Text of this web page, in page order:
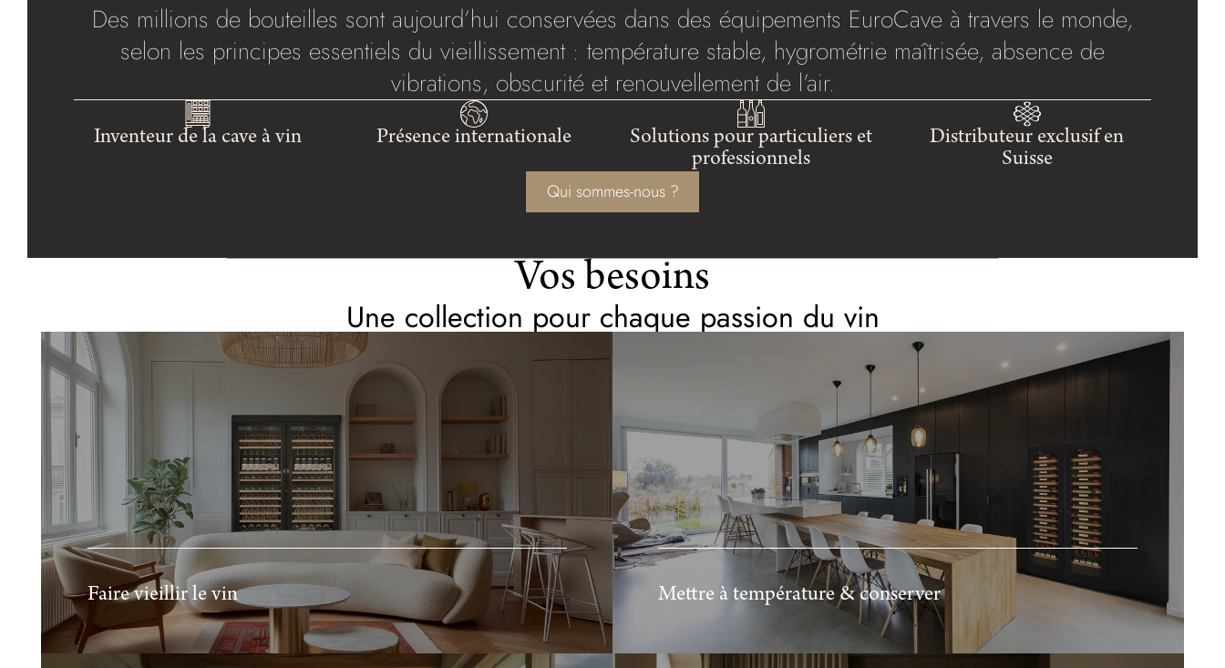
Des millions de bouteilles sont aujourd’hui conservées dans des équipements EuroCave à travers le monde,
selon les principes essentiels du vieillissement : température stable, hygrométrie maîtrisée, absence de
vibrations, obscurité et renouvellement de l’air.
Inventeur de la cave à vin Présence internationale
Solutions pour particuliers et
professionnels
Distributeur exclusif en
Suisse
Qui sommes-nous ?
Vos besoins
Une collection pour chaque passion du vin
Faire vieillir le vin Mettre à température & conserver